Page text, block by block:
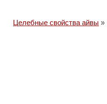
Целебные свойства айвы »